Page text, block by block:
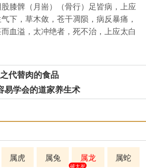
膝髀（月耑）（骨行）足皆病，上应
下，草木敛，苍干凋陨，病反暴痛，
血溢，太冲绝者，死不治，上应太白
代替肉的食品
易学会的道家养生术
属虎 属兔 属龙
破太岁
属蛇